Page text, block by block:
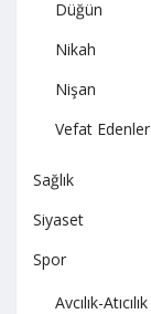
Düğün
Nikah
Nişan
Vefat Edenler
Sağlık
Siyaset
Spor
Avcılık-Atıcılık